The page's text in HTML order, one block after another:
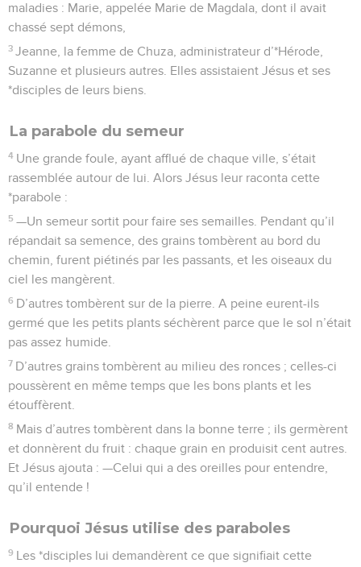
maladies : Marie, appelée Marie de Magdala, dont il avait
chassé sept démons,
3 Jeanne, la femme de Chuza, administrateur d’*Hérode,
Suzanne et plusieurs autres. Elles assistaient Jésus et ses
*disciples de leurs biens.
La parabole du semeur
4 Une grande foule, ayant afflué de chaque ville, s’était
rassemblée autour de lui. Alors Jésus leur raconta cette
*parabole :
5 —Un semeur sortit pour faire ses semailles. Pendant qu’il
répandait sa semence, des grains tombèrent au bord du
chemin, furent piétinés par les passants, et les oiseaux du
ciel les mangèrent.
6 D’autres tombèrent sur de la pierre. A peine eurent-ils
germé que les petits plants séchèrent parce que le sol n’était
pas assez humide.
7 D’autres grains tombèrent au milieu des ronces ; celles-ci
poussèrent en même temps que les bons plants et les
étouffèrent.
8 Mais d’autres tombèrent dans la bonne terre ; ils germèrent
et donnèrent du fruit : chaque grain en produisit cent autres.
Et Jésus ajouta : —Celui qui a des oreilles pour entendre,
qu’il entende !
Pourquoi Jésus utilise des paraboles
9 Les *disciples lui demandèrent ce que signifiait cette